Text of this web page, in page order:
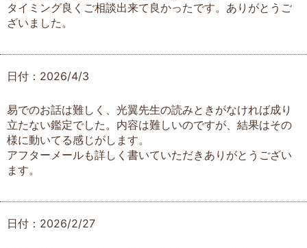
タイミング良くご相談出来て良かったです。ありがとうご
ざいました。
日付：2026/4/3
易でのお話は難しく、光翼先生の読みときがなければ成り
立たない鑑定でした。内容は難しいのですが、結果はその
様に動いてる感じがします。
アフターメールも詳しく書いていただきありがとうござい
ます。
日付：2026/2/27